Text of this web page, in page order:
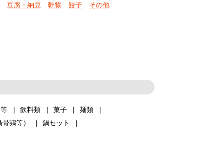
豆腐・納豆 乾物 餃子 その他
飲料類 菓子
麺類
鶏等）
鍋セット